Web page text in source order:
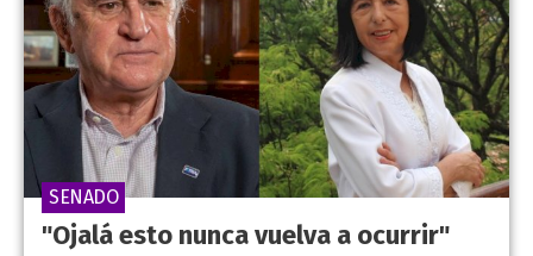
"Ojalá esto nunca vuelva a ocurrir"
SENADO